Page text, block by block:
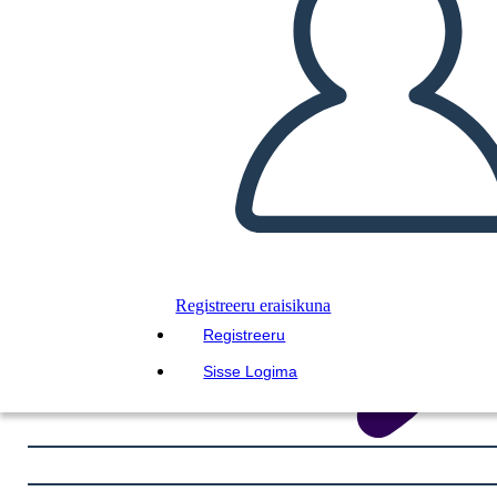
Registreeru eraisikuna
Registreeru
Sisse Logima